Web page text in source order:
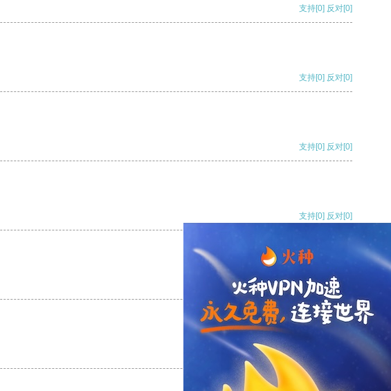
支持[0] 反对[0]
支持[0] 反对[0]
支持[0] 反对[0]
支持[0] 反对[0]
支持[0] 反对
支持